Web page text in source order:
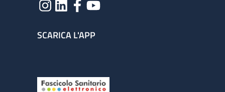
SCARICA L'APP